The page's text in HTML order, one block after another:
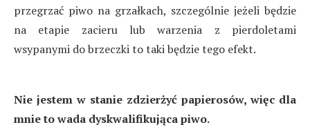
przegrzać piwo na grzałkach, szczególnie jeżeli będzie
na etapie zacieru lub warzenia z pierdoletami
wsypanymi do brzeczki to taki będzie tego efekt.
Nie jestem w stanie zdzierżyć papierosów, więc dla
mnie to wada dyskwalifikująca piwo.